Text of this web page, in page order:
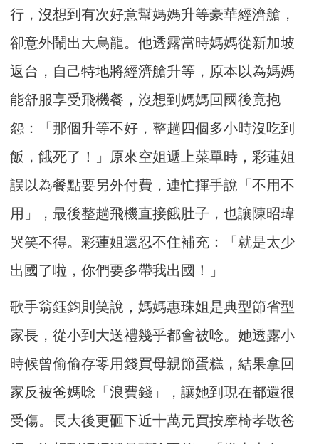
行，沒想到有次好意幫媽媽升等豪華經濟艙，
卻意外鬧出大烏龍。他透露當時媽媽從新加坡
返台，自己特地將經濟艙升等，原本以為媽媽
能舒服享受飛機餐，沒想到媽媽回國後竟抱
怨：「那個升等不好，整趟四個多小時沒吃到
飯，餓死了！」原來空姐遞上菜單時，彩蓮姐
誤以為餐點要另外付費，連忙揮手說「不用不
用」，最後整趟飛機直接餓肚子，也讓陳昭瑋
哭笑不得。彩蓮姐還忍不住補充：「就是太少
出國了啦，你們要多帶我出國！」
歌手翁鈺鈞則笑說，媽媽惠珠姐是典型節省型
家長，從小到大送禮幾乎都會被唸。她透露小
時候曾偷偷存零用錢買母親節蛋糕，結果拿回
家反被爸媽唸「浪費錢」，讓她到現在都還很
受傷。長大後更砸下近十萬元買按摩椅孝敬爸